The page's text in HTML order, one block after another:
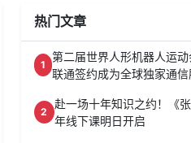
热门文章
1
第二届世界人形机器人运
联通签约成为全球独家通信
2
赴一场十年知识之约！《
年线下课明日开启